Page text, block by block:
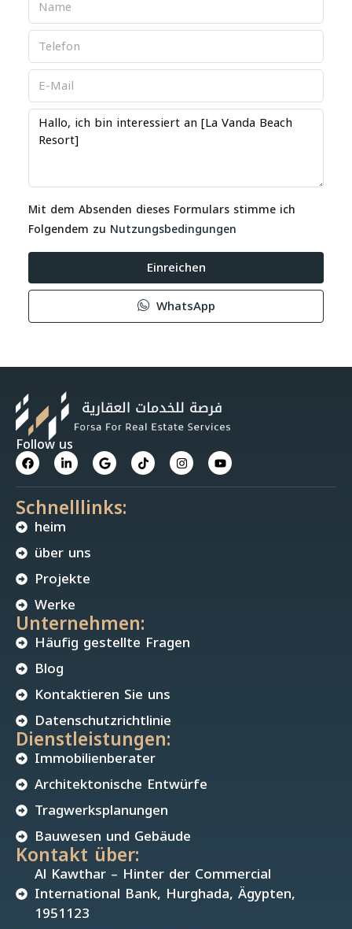
Mit dem Absenden dieses Formulars stimme ich
Folgendem zu Nutzungsbedingungen
Einreichen
WhatsApp
Follow us
Schnelllinks:
heim
über uns
Projekte
Werke
Unternehmen:
Häufig gestellte Fragen
Blog
Kontaktieren Sie uns
Datenschutzrichtlinie
Dienstleistungen:
Immobilienberater
Architektonische Entwürfe
Tragwerksplanungen
Bauwesen und Gebäude
Kontakt über:
Al Kawthar – Hinter der Commercial
International Bank, Hurghada, Ägypten,
1951123